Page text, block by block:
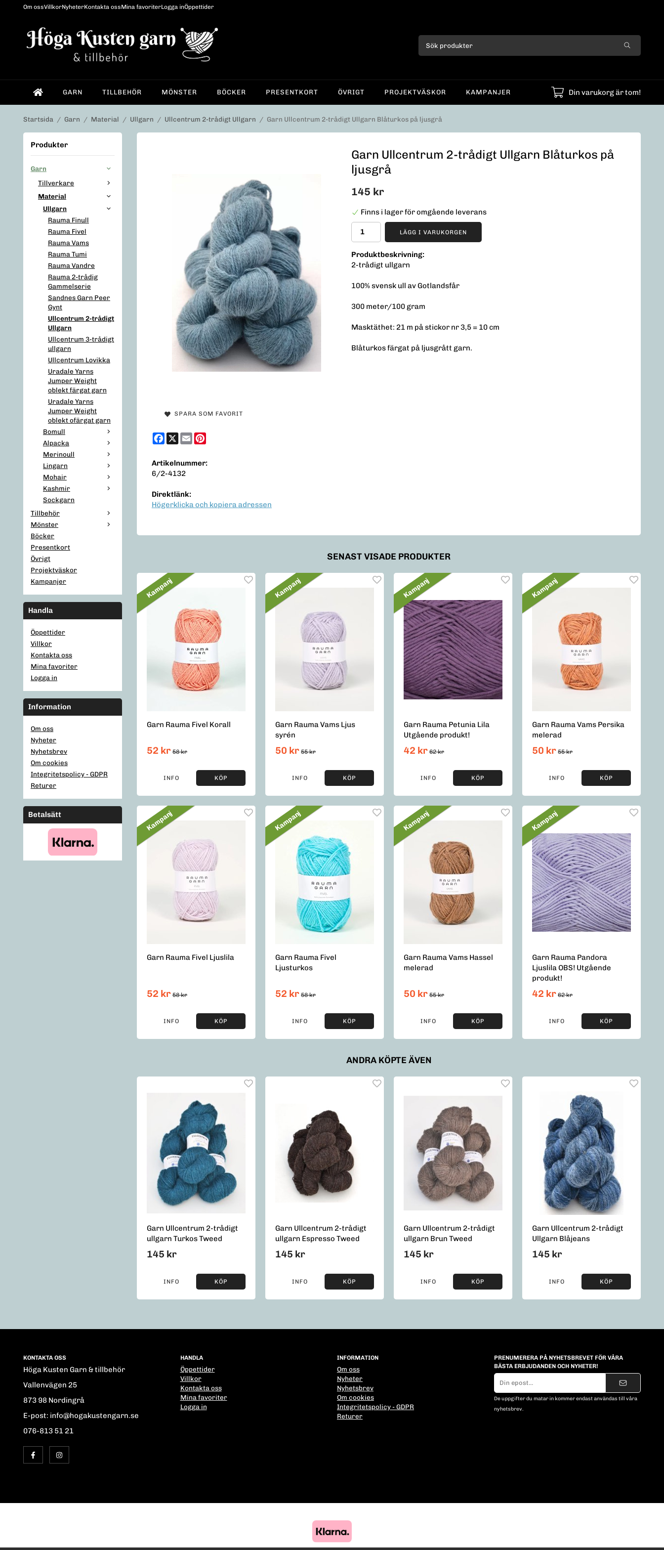
Om ossVillkorNyheterKontakta ossMina favoriterLogga inÖppettider
GARN TILLBEHÖR MÖNSTER BÖCKER PRESENTKORT ÖVRIGT PROJEKTVÄSKOR KAMPANJER Din varukorg är tom!
Startsida / Garn / Material / Ullgarn / Ullcentrum 2-trådigt Ullgarn / Garn Ullcentrum 2-trådigt Ullgarn Blåturkos på ljusgrå
Produkter
Garn
Tillverkare
Material
Ullgarn
Rauma Finull
Rauma Fivel
Rauma Vams
Rauma Tumi
Rauma Vandre
Rauma 2-trådig
Gammelserie
Sandnes Garn Peer
Gynt
Ullcentrum 2-trådigt
Ullgarn
Ullcentrum 3-trådigt
ullgarn
Ullcentrum Lovikka
Uradale Yarns
Jumper Weight
oblekt färgat garn
Uradale Yarns
Jumper Weight
oblekt ofärgat garn
Bomull
Alpacka
Merinoull
Lingarn
Mohair
Kashmir
Sockgarn
Tillbehör
Mönster
Böcker
Presentkort
Övrigt
Projektväskor
Kampanjer
Handla
Öppettider
Villkor
Kontakta oss
Mina favoriter
Logga in
Information
Om oss
Nyheter
Nyhetsbrev
Om cookies
Integritetspolicy - GDPR
Returer
Betalsätt
Garn Ullcentrum 2-trådigt Ullgarn Blåturkos på
ljusgrå
145 kr
Finns i lager för omgående leverans
LÄGG I VARUKORGEN
Produktbeskrivning:
2-trådigt ullgarn
100% svensk ull av Gotlandsfår
300 meter/100 gram
Masktäthet: 21 m på stickor nr 3,5 = 10 cm
Blåturkos färgat på ljusgrått garn.
SPARA SOM FAVORIT
Facebook
X Email
Artikelnummer:
6/2-4132
Direktlänk:
Högerklicka och kopiera adressen
SENAST VISADE PRODUKTER
Kampanj
Garn Rauma Fivel Korall
52 kr 58 kr
INFO KÖP
Kampanj
Garn Rauma Vams Ljus
syrén
50 kr 55 kr
INFO KÖP
Kampanj
Garn Rauma Petunia Lila
Utgående produkt!
42 kr 62 kr
INFO KÖP
Kampanj
Garn Rauma Vams Persika
melerad
50 kr 55 kr
INFO KÖP
Kampanj
Garn Rauma Fivel Ljuslila
52 kr 58 kr
INFO KÖP
Kampanj
Garn Rauma Fivel
Ljusturkos
52 kr 58 kr
INFO KÖP
Kampanj
Garn Rauma Vams Hassel
melerad
50 kr 55 kr
INFO KÖP
Kampanj
Garn Rauma Pandora
Ljuslila OBS! Utgående
produkt!
42 kr 62 kr
INFO KÖP
ANDRA KÖPTE ÄVEN
Garn Ullcentrum 2-trådigt
ullgarn Turkos Tweed
145 kr
INFO KÖP
Garn Ullcentrum 2-trådigt
ullgarn Espresso Tweed
145 kr
INFO KÖP
Garn Ullcentrum 2-trådigt
ullgarn Brun Tweed
145 kr
INFO KÖP
Garn Ullcentrum 2-trådigt
Ullgarn Blåjeans
145 kr
INFO KÖP
KONTAKTA OSS
Höga Kusten Garn & tillbehör
Vallenvägen 25
873 98 Nordingrå
E-post: info@hogakustengarn.se
076-813 51 21
HANDLA
Öppettider
Villkor
Kontakta oss
Mina favoriter
Logga in
INFORMATION
Om oss
Nyheter
Nyhetsbrev
Om cookies
Integritetspolicy - GDPR
Returer
PRENUMERERA PÅ NYHETSBREVET FÖR VÅRA
BÄSTA ERBJUDANDEN OCH NYHETER!
E-
postadress
De uppgifter du matar in kommer endast användas till våra
nyhetsbrev.